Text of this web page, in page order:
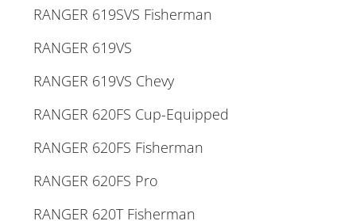
RANGER 619SVS Fisherman
RANGER 619VS
RANGER 619VS Chevy
RANGER 620FS Cup-Equipped
RANGER 620FS Fisherman
RANGER 620FS Pro
RANGER 620T Fisherman